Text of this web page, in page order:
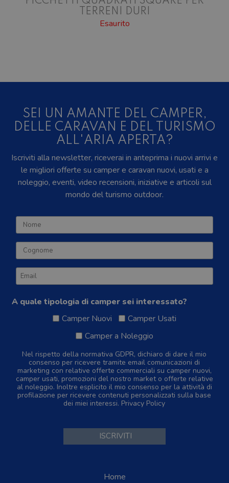
TERRENI DURI
Esaurito
SEI UN AMANTE DEL CAMPER,
DELLE CARAVAN E DEL TURISMO
ALL'ARIA APERTA?
Iscriviti alla newsletter, riceverai in anteprima i nuovi arrivi e
le migliori offerte su camper e caravan nuovi, usati e a
noleggio, eventi, video recensioni, iniziative e articoli sul
mondo del turismo outdoor.
A quale tipologia di camper sei interessato?
Camper Nuovi
Camper Usati
Camper a Noleggio
Nel rispetto della normativa GDPR, dichiaro di dare il mio
consenso per ricevere tramite email comunicazioni di
marketing con relative offerte commerciali su camper nuovi,
camper usati, promozioni del nostro market o offerte relative
al noleggio. Inoltre esplicito il mio consenso per la attività di
profilazione per ricevere contenuti personalizzati sulla base
dei miei interessi. Privacy Policy
Home